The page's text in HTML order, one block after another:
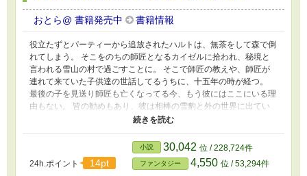
おとら@ 書籍発売中 書籍情報
役立たずとパーティーから追放されたハルトは、無茶をして森で倒
れてしまう。 そこをのちの師匠となるカイゼルに拾われ、秘境と
言われる雪山の村で過ごすことに。 そこで師匠の教えや、師匠が
連れて来ていた子供達の世話してるうちに、十五年の時が経つ。
最後の子を見送り師匠も亡くなってる今、もう彼にはここにいる理
由もない。 皆の勧めもあり、彼は相棒の雪豹と外の世界に出てい
く。 そして、途中で女の子を拾い共に旅をすることに。 そこから
旅立った子供達や懐かしき仲間に会い、自分の燻っていた夢を思い
出す……Sランクの冒険者になるという夢を。 これは追放された男
が十五年の時を経て、最強の冒険者と呼ばれるようになるまでの軌
跡である。
24h.ポイント 14pt
小説 30,042 位 / 228,724件
ファンタジー 4,550 位 / 53,294件